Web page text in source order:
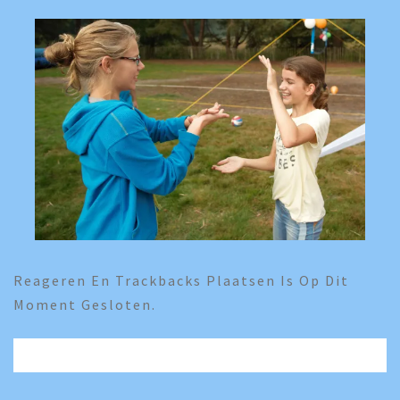
Reageren En Trackbacks Plaatsen Is Op Dit
Moment Gesloten.